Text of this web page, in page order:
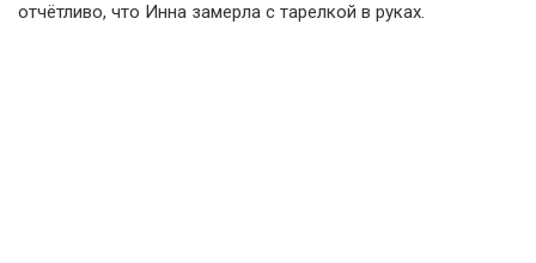
отчётливо, что Инна замерла с тарелкой в руках.